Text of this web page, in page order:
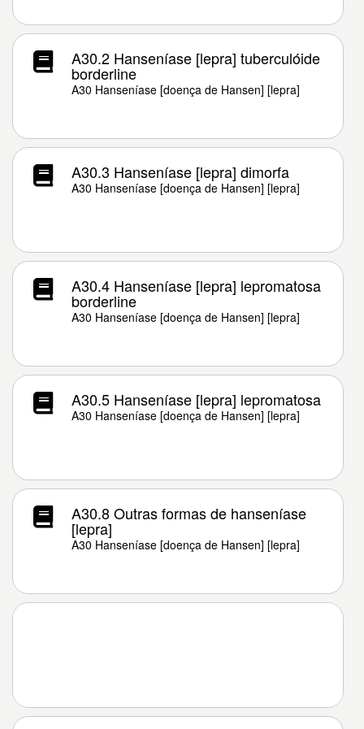
A30.2 Hanseníase [lepra] tuberculóide
borderline
A30 Hanseníase [doença de Hansen] [lepra]
A30.3 Hanseníase [lepra] dimorfa
A30 Hanseníase [doença de Hansen] [lepra]
A30.4 Hanseníase [lepra] lepromatosa
borderline
A30 Hanseníase [doença de Hansen] [lepra]
A30.5 Hanseníase [lepra] lepromatosa
A30 Hanseníase [doença de Hansen] [lepra]
A30.8 Outras formas de hanseníase
[lepra]
A30 Hanseníase [doença de Hansen] [lepra]